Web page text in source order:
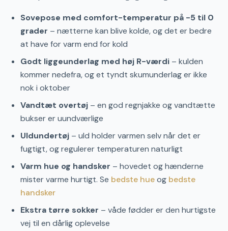
Sovepose med comfort-temperatur på -5 til 0
grader – nætterne kan blive kolde, og det er bedre
at have for varm end for kold
Godt liggeunderlag med høj R-værdi – kulden
kommer nedefra, og et tyndt skumunderlag er ikke
nok i oktober
Vandtæt overtøj – en god regnjakke og vandtætte
bukser er uundværlige
Uldundertøj – uld holder varmen selv når det er
fugtigt, og regulerer temperaturen naturligt
Varm hue og handsker – hovedet og hænderne
mister varme hurtigt. Se bedste hueog bedste
handsker
Ekstra tørre sokker – våde fødder er den hurtigste
vej til en dårlig oplevelse